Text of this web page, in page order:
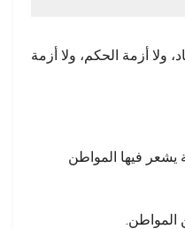
ولا أزمة الحكم، ولا أزمة
يشعر فيها المواطن
المواطن.